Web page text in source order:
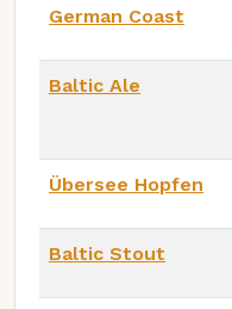
German Coast
Baltic Ale
Übersee Hopfen
Baltic Stout